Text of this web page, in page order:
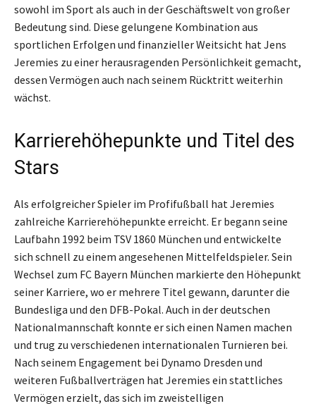
sowohl im Sport als auch in der Geschäftswelt von großer
Bedeutung sind. Diese gelungene Kombination aus
sportlichen Erfolgen und finanzieller Weitsicht hat Jens
Jeremies zu einer herausragenden Persönlichkeit gemacht,
dessen Vermögen auch nach seinem Rücktritt weiterhin
wächst.
Karrierehöhepunkte und Titel des
Stars
Als erfolgreicher Spieler im Profifußball hat Jeremies
zahlreiche Karrierehöhepunkte erreicht. Er begann seine
Laufbahn 1992 beim TSV 1860 München und entwickelte
sich schnell zu einem angesehenen Mittelfeldspieler. Sein
Wechsel zum FC Bayern München markierte den Höhepunkt
seiner Karriere, wo er mehrere Titel gewann, darunter die
Bundesliga und den DFB-Pokal. Auch in der deutschen
Nationalmannschaft konnte er sich einen Namen machen
und trug zu verschiedenen internationalen Turnieren bei.
Nach seinem Engagement bei Dynamo Dresden und
weiteren Fußballverträgen hat Jeremies ein stattliches
Vermögen erzielt, das sich im zweistelligen